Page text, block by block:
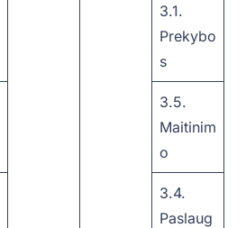
3.1.
Prekybo
s
3.5.
Maitinim
o
3.4.
Paslaug